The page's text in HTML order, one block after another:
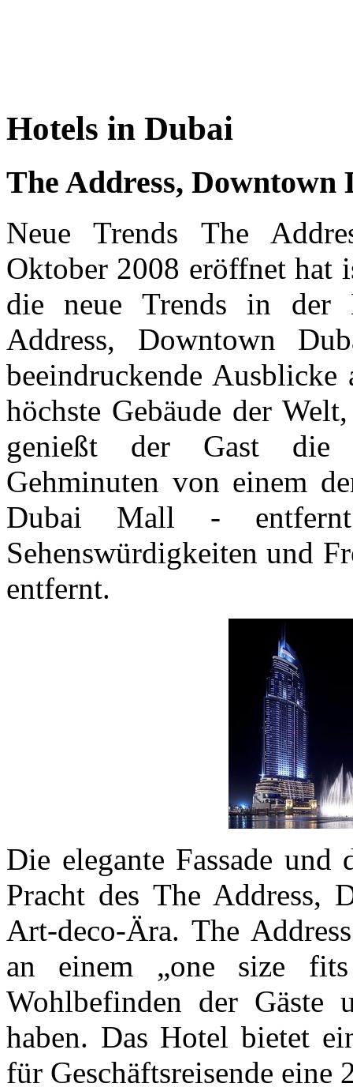
Hotels in Dubai
The Address, Downtown
Neue Trends The
Oktober 2008 eröffnet hat
die neue Trends in der
Address, Downtown
beeindruckende
höchste Gebäude der
genießt der Gast die
Gehminuten von einem
Dubai Mall -
Sehenswürdigkeiten und
entfernt.
Die elegante Fassade und
Pracht des The Address,
Art-deco-Ära. The
an einem „one size
Wohlbefinden der Gäste
haben. Das Hotel bietet
für Geschäftsreisende eine